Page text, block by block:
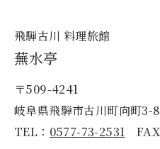
飛騨古川 料理旅館
蕪水亭
〒509-4241
岐阜県飛騨市古川町向町3-
TEL： 0577-73-2531